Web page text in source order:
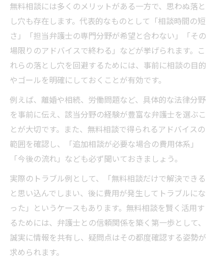
無料相談には多くのメリットがある一方で、思わぬ落と
し穴も存在します。代表的なものとして「相談時間の短
さ」「担当弁護士の専門分野が希望と合わない」「その
場限りのアドバイスで終わる」などが挙げられます。こ
れらの落とし穴を回避するためには、事前に相談の目的
やゴールを明確にしておくことが有効です。
例えば、離婚や相続、労働問題など、具体的な法律分野
を事前に伝え、該当分野の経験が豊富な弁護士を選ぶこ
とが大切です。また、無料相談で得られるアドバイスの
範囲を確認し、「追加相談が必要な場合の費用体系」
「今後の流れ」なども必ず聞いておきましょう。
実際のトラブル例として、「無料相談だけで解決できる
と思い込んでしまい、後に費用が発生してトラブルにな
った」というケースもあります。無料相談を賢く活用す
るためには、弁護士との信頼関係を築く第一歩として、
誠実に情報を共有し、疑問点はその都度確認する姿勢が
求められます。